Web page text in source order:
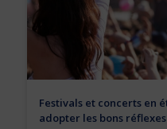
Festivals et concerts en
adopter les bons réflexes